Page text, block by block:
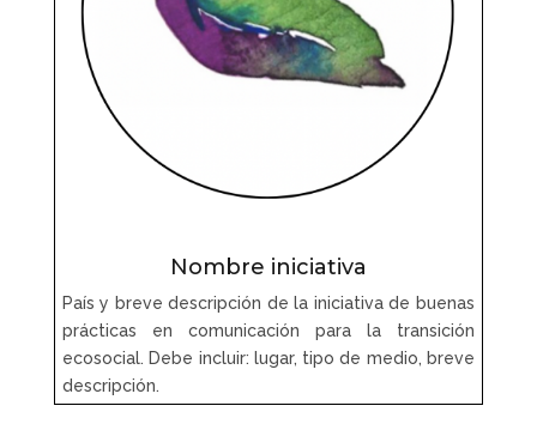
Nombre iniciativa
País y breve descripción de la iniciativa de buenas
prácticas en comunicación para la transición
ecosocial. Debe incluir: lugar, tipo de medio, breve
descripción.